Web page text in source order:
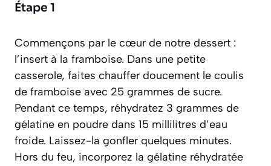
Étape 1
Commençons par le cœur de notre dessert :
l’insert à la framboise. Dans une petite
casserole, faites chauffer doucement le coulis
de framboise avec 25 grammes de sucre.
Pendant ce temps, réhydratez 3 grammes de
gélatine en poudre dans 15 millilitres d’eau
froide. Laissez-la gonfler quelques minutes.
Hors du feu, incorporez la gélatine réhydratée